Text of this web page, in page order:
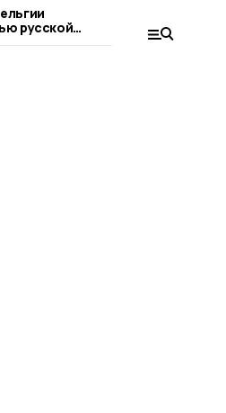
русской
Спортшколы
отметился